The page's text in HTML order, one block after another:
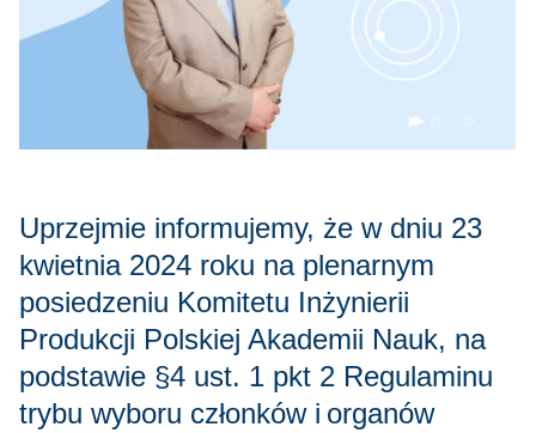
Uprzejmie informujemy, że w dniu 23
kwietnia 2024 roku na plenarnym
posiedzeniu Komitetu Inżynierii
Produkcji Polskiej Akademii Nauk, na
podstawie §4 ust. 1 pkt 2 Regulaminu
trybu wyboru członków i organów